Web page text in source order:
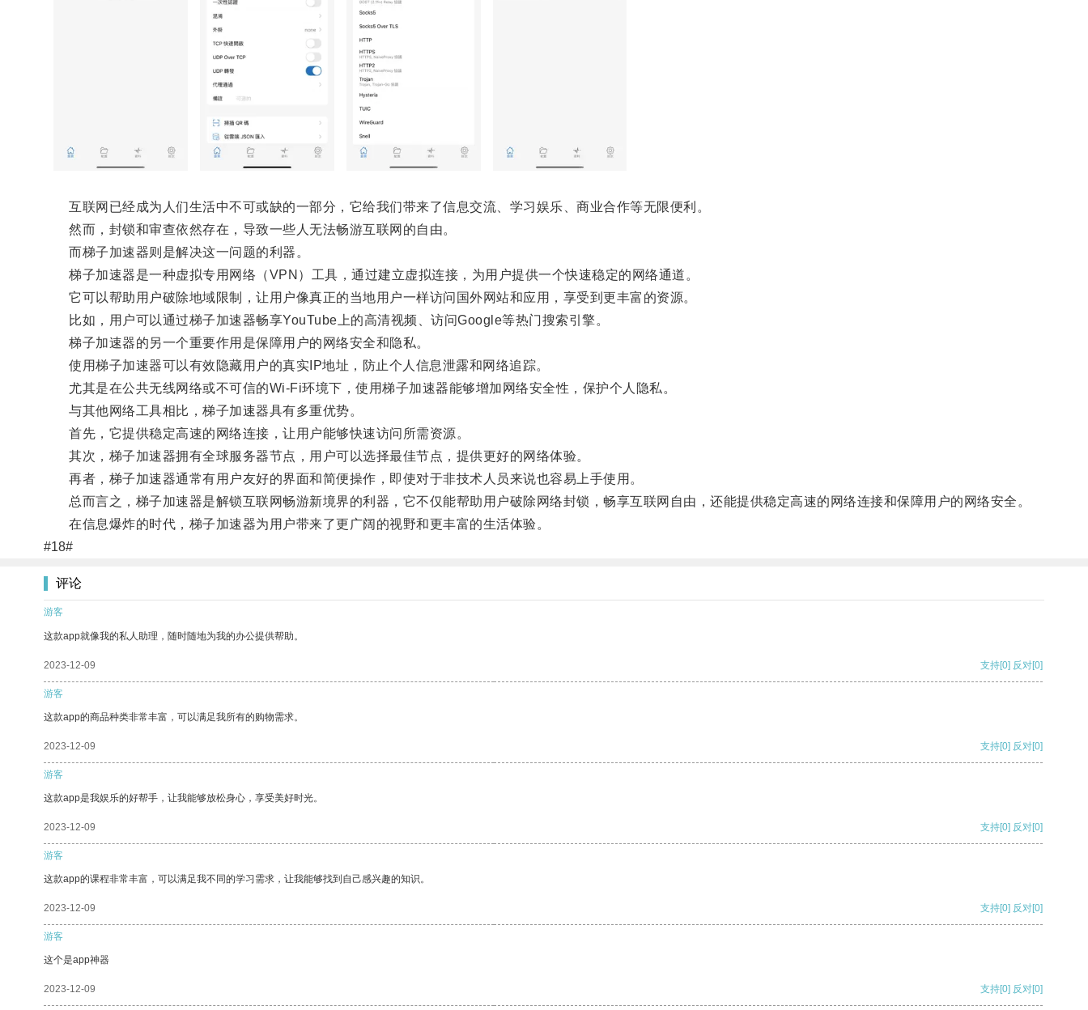
互联网已经成为人们生活中不可或缺的一部分，它给我们带来了信息交流、学习娱乐、商业合作等无限便利。
然而，封锁和审查依然存在，导致一些人无法畅游互联网的自由。
而梯子加速器则是解决这一问题的利器。
梯子加速器是一种虚拟专用网络（VPN）工具，通过建立虚拟连接，为用户提供一个快速稳定的网络通道。
它可以帮助用户破除地域限制，让用户像真正的当地用户一样访问国外网站和应用，享受到更丰富的资源。
比如，用户可以通过梯子加速器畅享YouTube上的高清视频、访问Google等热门搜索引擎。
梯子加速器的另一个重要作用是保障用户的网络安全和隐私。
使用梯子加速器可以有效隐藏用户的真实IP地址，防止个人信息泄露和网络追踪。
尤其是在公共无线网络或不可信的Wi-Fi环境下，使用梯子加速器能够增加网络安全性，保护个人隐私。
与其他网络工具相比，梯子加速器具有多重优势。
首先，它提供稳定高速的网络连接，让用户能够快速访问所需资源。
其次，梯子加速器拥有全球服务器节点，用户可以选择最佳节点，提供更好的网络体验。
再者，梯子加速器通常有用户友好的界面和简便操作，即使对于非技术人员来说也容易上手使用。
总而言之，梯子加速器是解锁互联网畅游新境界的利器，它不仅能帮助用户破除网络封锁，畅享互联网自由，还能提供稳定高速的网络连接和保障用户的网络安全。
在信息爆炸的时代，梯子加速器为用户带来了更广阔的视野和更丰富的生活体验。
#18#
评论
游客
这款app就像我的私人助理，随时随地为我的办公提供帮助。
2023-12-09 支持[0] 反对[0]
游客
这款app的商品种类非常丰富，可以满足我所有的购物需求。
2023-12-09 支持[0] 反对[0]
游客
这款app是我娱乐的好帮手，让我能够放松身心，享受美好时光。
2023-12-09 支持[0] 反对[0]
游客
这款app的课程非常丰富，可以满足我不同的学习需求，让我能够找到自己感兴趣的知识。
2023-12-09 支持[0] 反对[0]
游客
这个是app神器
2023-12-09 支持[0] 反对[0]